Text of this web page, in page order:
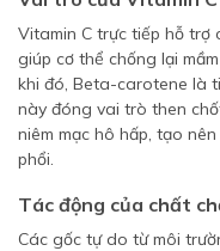
Vitamin C trực tiếp hỗ trợ
giúp cơ thể chống lại
khi đó, Beta-carotene là
này đóng vai trò then
niêm mạc hô hấp, tạo
phổi.
Tác động của chất
Các gốc tự do từ môi